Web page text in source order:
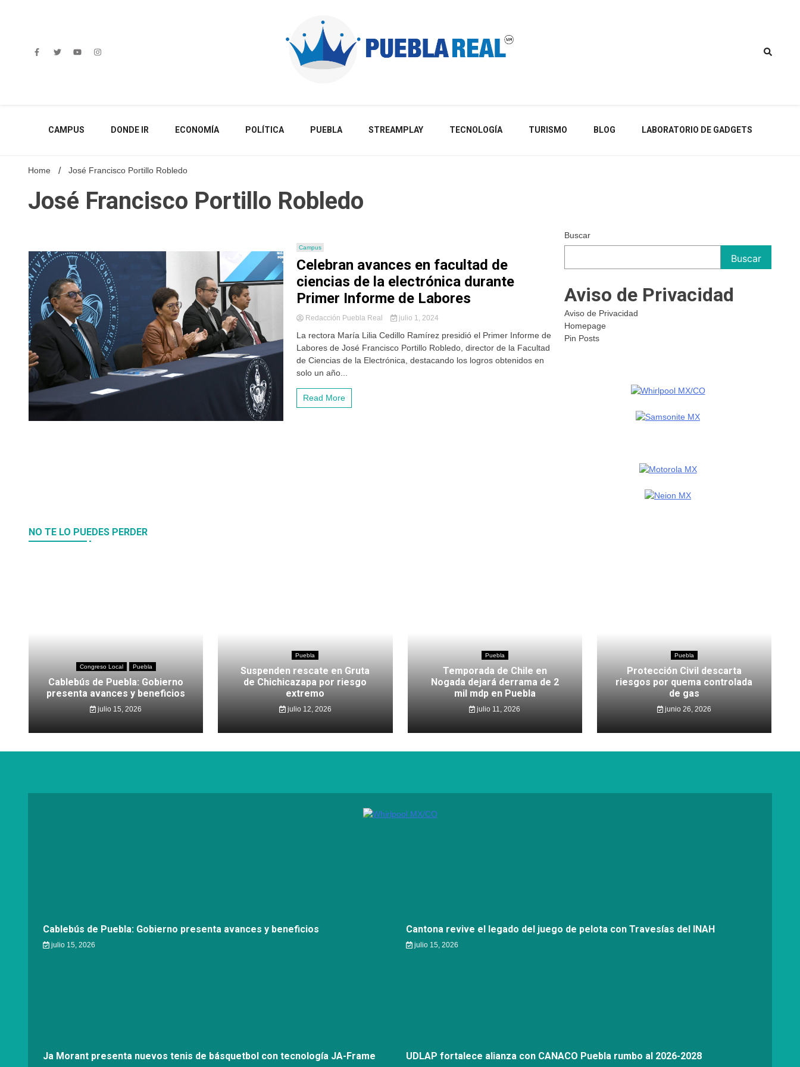
CAMPUS DONDE IR ECONOMÍA POLÍTICA PUEBLA STREAMPLAY TECNOLOGÍA TURISMO BLOG LABORATORIO DE GADGETS
Home José Francisco Portillo Robledo
José Francisco Portillo Robledo
Campus
Celebran avances en facultad de
ciencias de la electrónica durante
Primer Informe de Labores
Redacción Puebla Real julio 1, 2024
La rectora María Lilia Cedillo Ramírez presidió el Primer Informe de
Labores de José Francisco Portillo Robledo, director de la Facultad
de Ciencias de la Electrónica, destacando los logros obtenidos en
solo un año...
Read More
Buscar
Buscar
Aviso de Privacidad
Aviso de Privacidad
Homepage
Pin Posts
NO TE LO PUEDES PERDER
Congreso Local Puebla
Cablebús de Puebla: Gobierno
presenta avances y beneficios
julio 15, 2026
Puebla
Suspenden rescate en Gruta
de Chichicazapa por riesgo
extremo
julio 12, 2026
Puebla
Temporada de Chile en
Nogada dejará derrama de 2
mil mdp en Puebla
julio 11, 2026
Puebla
Protección Civil descarta
riesgos por quema controlada
de gas
junio 26, 2026
Cablebús de Puebla: Gobierno presenta avances y beneficios
julio 15, 2026
Cantona revive el legado del juego de pelota con Travesías del INAH
julio 15, 2026
Ja Morant presenta nuevos tenis de básquetbol con tecnología JA-Frame UDLAP fortalece alianza con CANACO Puebla rumbo al 2026-2028